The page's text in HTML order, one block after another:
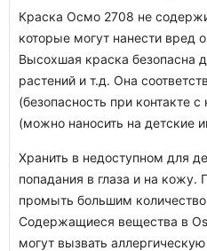
Краска Осмо 2708 не
которые могут нанести вред
Высохшая краска безопасна
растений и т.д. Она
(безопасность при контакте
(можно наносить на детские
Хранить в недоступном для
попадания в глаза и на кожу.
промыть большим
Содержащиеся вещества в
могут вызвать